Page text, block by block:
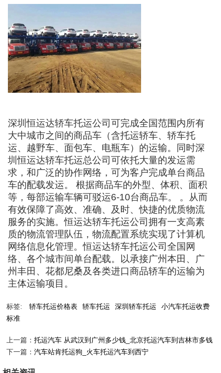
深圳恒运达轿车托运公司可完成全国范围内所有
大中城市之间的商品车（含托运轿车、轿车托
运、越野车、面包车、电瓶车）的运输。同时深
圳恒运达轿车托运总公司可依托大量的发运需
求，和广泛的协作网络，可为客户完成单台商品
车的配载发运。 根据商品车的外型、体积、面积
等，每部运输车辆可驳运6-10台商品车。 。从而
有效保障了高效、准确、及时、快捷的优质物流
服务的实施。恒运达轿车托运公司拥有一支高素
质的物流管理队伍，物流配置系统实现了计算机
网络信息化管理。恒运达轿车托运公司全国网
络、各个城市间单台配载。以承接广州本田、广
州丰田、花都尼桑及各类进口商品轿车的运输为
主体运输项目。
标签: 轿车托运价格表 轿车托运 深圳轿车托运
小汽车托运收费
标准
上一篇：托运汽车 从武汉到广州多少钱_北京托运汽车到吉林市多钱
下一篇：汽车站肯托运狗_火车托运汽车到西宁